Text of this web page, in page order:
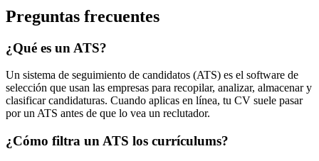
Preguntas frecuentes
¿Qué es un ATS?
Un sistema de seguimiento de candidatos (ATS) es el software de
selección que usan las empresas para recopilar, analizar, almacenar y
clasificar candidaturas. Cuando aplicas en línea, tu CV suele pasar
por un ATS antes de que lo vea un reclutador.
¿Cómo filtra un ATS los currículums?